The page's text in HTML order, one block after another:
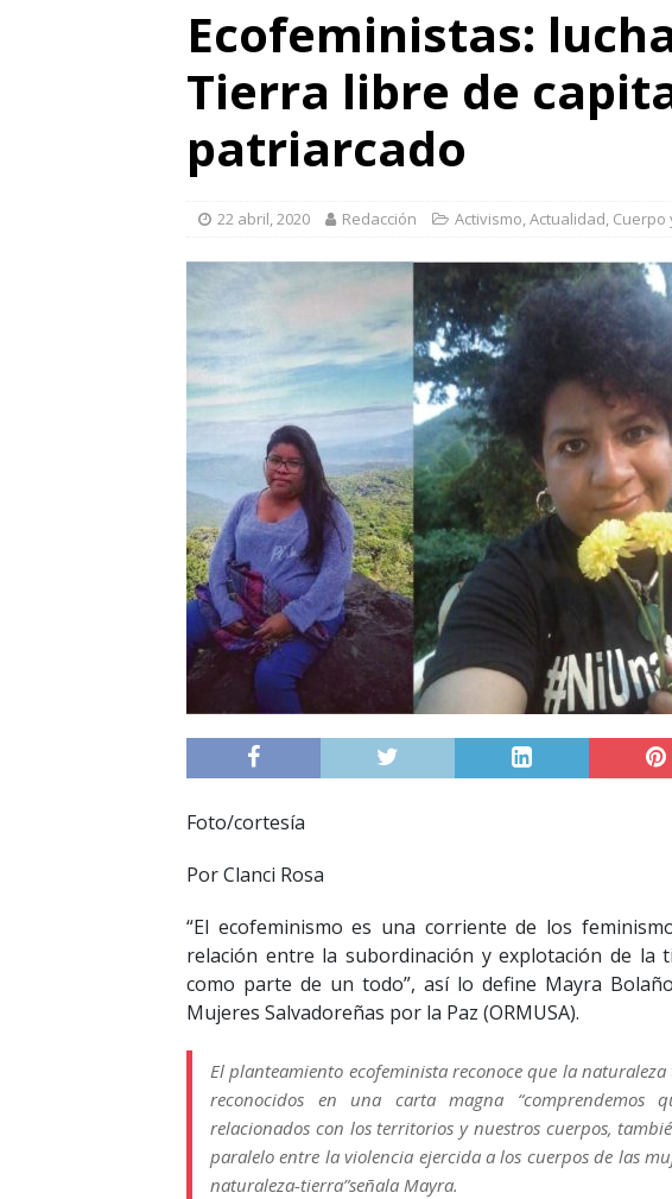
Ecofeministas:
Tierra libre de
patriarcado
22 abril, 2020 Redacción Activismo,Actualidad, Cuerpo
Foto/cortesía
Por Clanci Rosa
“El ecofeminismo es una corriente de los
relación entre la subordinación y explotación de la
como parte de un todo”, así lo define Mayra
Mujeres Salvadoreñas por la Paz (ORMUSA).
El planteamiento ecofeminista reconoce que la
reconocidos en una carta magna “comprendemos
relacionados con los territorios y nuestros cuerpos,
paralelo entre la violencia ejercida a los cuerpos de las
naturaleza-tierra”señala Mayra.